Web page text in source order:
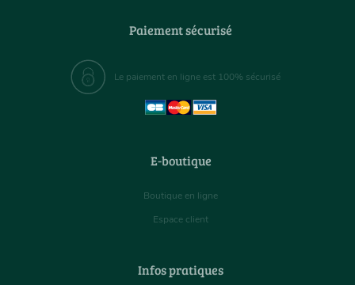
Paiement sécurisé
Le paiement en ligne est 100% sécurisé
E-boutique
Boutique en ligne
Espace client
Infos pratiques